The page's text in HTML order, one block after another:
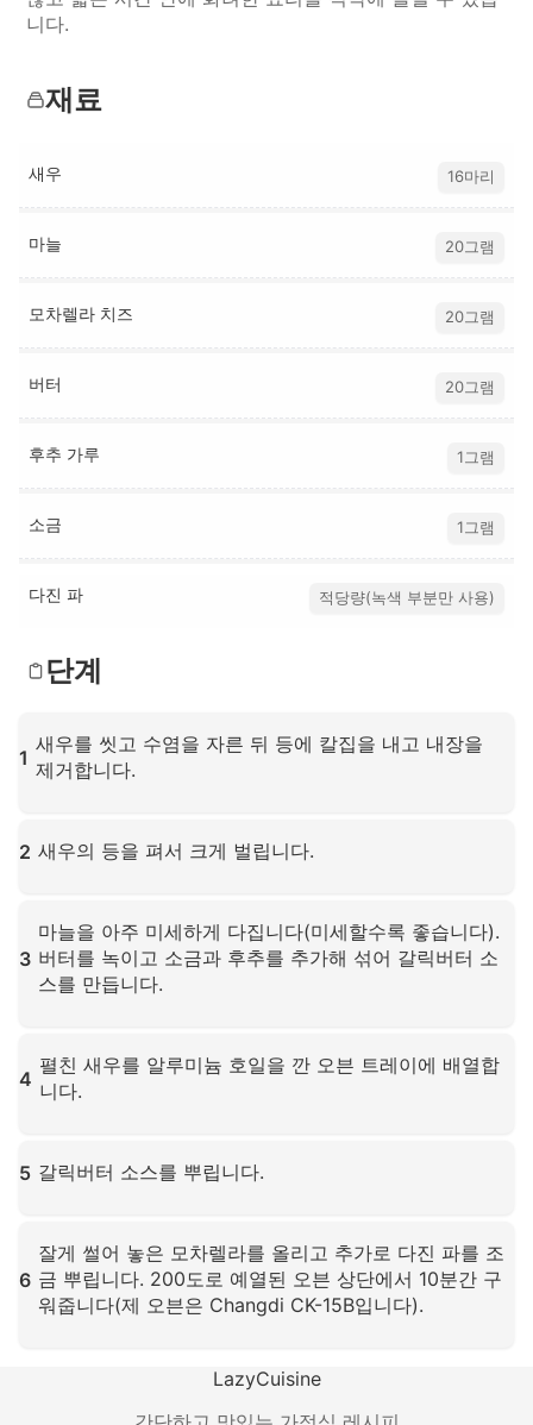
니다.
재료
새우 16마리
마늘 20그램
모차렐라 치즈 20그램
버터 20그램
후추 가루 1그램
소금 1그램
다진 파 적당량(녹색 부분만 사용)
단계
1
새우를 씻고 수염을 자른 뒤 등에 칼집을 내고 내장을
제거합니다.
2 새우의 등을 펴서 크게 벌립니다.
3
마늘을 아주 미세하게 다집니다(미세할수록 좋습니다).
버터를 녹이고 소금과 후추를 추가해 섞어 갈릭버터 소
스를 만듭니다.
4
펼친 새우를 알루미늄 호일을 깐 오븐 트레이에 배열합
니다.
5 갈릭버터 소스를 뿌립니다.
6
잘게 썰어 놓은 모차렐라를 올리고 추가로 다진 파를 조
금 뿌립니다. 200도로 예열된 오븐 상단에서 10분간 구
워줍니다(제 오븐은 Changdi CK-15B입니다).
LazyCuisine